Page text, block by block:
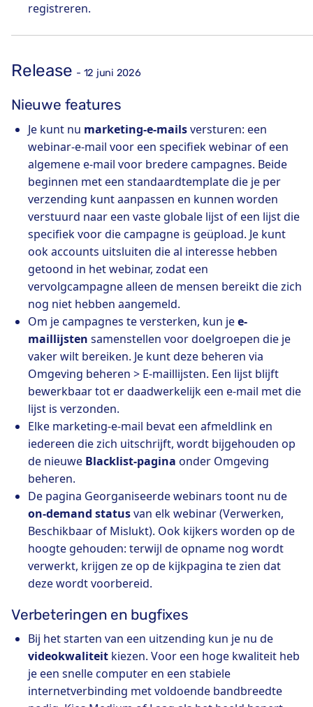
registreren.
Release - 12 juni 2026
Nieuwe features
Je kunt nu marketing-e-mailsversturen: een
webinar-e-mail voor een specifiek webinar of een
algemene e-mail voor bredere campagnes. Beide
beginnen met een standaardtemplate die je per
verzending kunt aanpassen en kunnen worden
verstuurd naar een vaste globale lijst of een lijst die
specifiek voor die campagne is geüpload. Je kunt
ook accounts uitsluiten die al interesse hebben
getoond in het webinar, zodat een
vervolgcampagne alleen de mensen bereikt die zich
nog niet hebben aangemeld.
Om je campagnes te versterken, kun jee-
maillijsten samenstellen voor doelgroepen die je
vaker wilt bereiken. Je kunt deze beheren via
Omgeving beheren > E-maillijsten. Een lijst blijft
bewerkbaar tot er daadwerkelijk een e-mail met die
lijst is verzonden.
Elke marketing-e-mail bevat een afmeldlink en
iedereen die zich uitschrijft, wordt bijgehouden op
de nieuwe Blacklist-pagina onder Omgeving
beheren.
De pagina Georganiseerde webinars toont nu de
on-demand statusvan elk webinar (Verwerken,
Beschikbaar of Mislukt). Ook kijkers worden op de
hoogte gehouden: terwijl de opname nog wordt
verwerkt, krijgen ze op de kijkpagina te zien dat
deze wordt voorbereid.
Verbeteringen en bugfixes
Bij het starten van een uitzending kun je nu de
videokwaliteit kiezen. Voor een hoge kwaliteit heb
je een snelle computer en een stabiele
internetverbinding met voldoende bandbreedte